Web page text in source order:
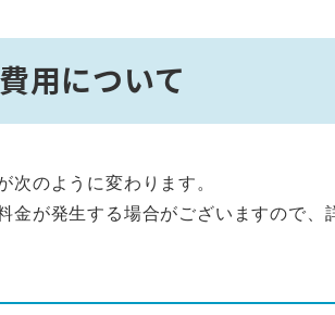
用について
のように変わります。
金が発生する場合がございますので、